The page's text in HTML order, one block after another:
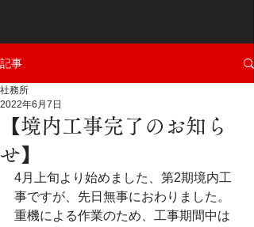
記事
【境内工事完了のお知ら
せ】
社務所
2022年6月7日
4月上旬より始めました、第2期境内工
事ですが、先日無事におわりました。
重機による作業のため、工事期間中は